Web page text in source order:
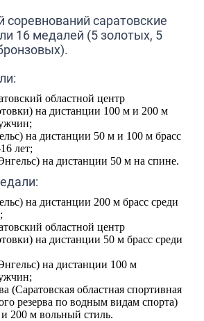
соревнований саратовские
16 медалей (5 золотых, 5
.
областной центр
на дистанции 100 м и 200 м
на дистанции 50 м и 100 м брасс
лет;
на дистанции 50 м на спине.
на дистанции 200 м брасс среди
областной центр
на дистанции 50 м брасс среди
на дистанции 100 м
(Саратовская областная спортивная
резерва по водным видам спорта)
200 м вольный стиль.